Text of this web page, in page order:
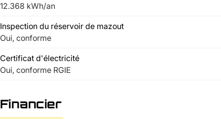
12.368 kWh/an
Inspection du réservoir de mazout
Oui, conforme
Certificat d'électricité
Oui, conforme RGIE
Financier